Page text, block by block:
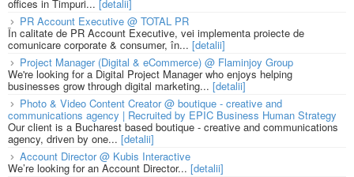
offices in Timpuri... [detalii]
PR Account Executive @ TOTAL PR
În calitate de PR Account Executive, vei implementa proiecte de
comunicare corporate & consumer, în... [detalii]
Project Manager (Digital & eCommerce) @ Flaminjoy Group
We're looking for a Digital Project Manager who enjoys helping
businesses grow through digital marketing... [detalii]
Photo & Video Content Creator @ boutique - creative and
communications agency | Recruited by EPIC Business Human Strategy
Our client is a Bucharest based boutique - creative and communications
agency, driven by one... [detalii]
Account Director @ Kubis Interactive
We’re looking for an Account Director... [detalii]